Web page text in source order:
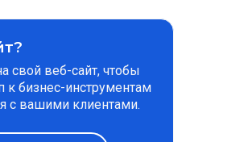
свой веб-сайт, чтобы
к бизнес-инструментам
с вашими клиентами.